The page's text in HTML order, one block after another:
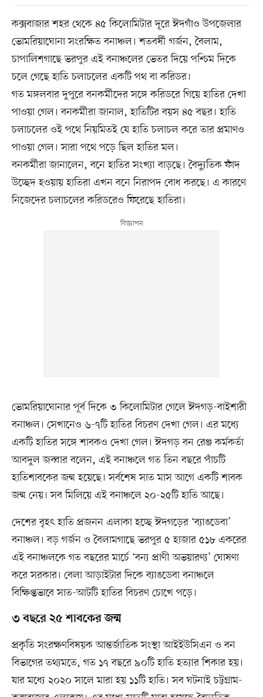
কক্সবাজার শহর থেকে ৪৫ কিলোমিটার দূরে ঈদগাঁও উপজেলার
ভোমরিয়াঘোনা সংরক্ষিত বনাঞ্চল। শতবর্ষী গর্জন, বৈলাম,
চাপালিশগাছে ভরপুর এই বনাঞ্চলের ভেতর দিয়ে পশ্চিম দিকে
চলে গেছে হাতি চলাচলের একটি পথ বা করিডর।
গত মঙ্গলবার দুপুরে বনকর্মীদের সঙ্গে করিডরে গিয়ে হাতির দেখা
পাওয়া গেল। বনকর্মীরা জানাল, হাতিটির বয়স ৪৫ বছর। হাতি
চলাচলের ওই পথে নিয়মিতই যে হাতি চলাচল করে তার প্রমাণও
পাওয়া গেল। সারা পথে পড়ে ছিল হাতির মল।
বনকর্মীরা জানালেন, বনে হাতির সংখ্যা বাড়ছে। বৈদ্যুতিক ফাঁদ
উচ্ছেদ হওয়ায় হাতিরা এখন বনে নিরাপদ বোধ করছে। এ কারণে
নিজেদের চলাচলের করিডরেও ফিরেছে হাতিরা।
ভোমরিয়াঘোনার পূর্ব দিকে ৩ কিলোমিটার গেলে ঈদগড়-বাইশারী
বনাঞ্চল। সেখানেও ৬-৭টি হাতির বিচরণ দেখা গেল। এর মধ্যে
একটি হাতির সঙ্গে শাবকও দেখা গেল। ঈদগড় বন রেঞ্জ কর্মকর্তা
আবদুল জব্বার বলেন, এই বনাঞ্চলে গত তিন বছরে পাঁচটি
হাতিশাবকের জন্ম হয়েছে। সর্বশেষ সাত মাস আগে একটি শাবক
জন্ম নেয়। সব মিলিয়ে এই বনাঞ্চলে ২০-২৫টি হাতি আছে।
দেশের বৃহৎ হাতি প্রজনন এলাকা হচ্ছে ঈদগড়ের ‘ব্যাঙডেবা’
বনাঞ্চল। বড় গর্জন ও বৈলামগাছে ভরপুর ৫ হাজার ৫১৮ একরের
এই বনাঞ্চলকে গত বছরের মার্চে ‘বন্য প্রাণী অভয়ারণ্য’ ঘোষণা
করে সরকার। বেলা আড়াইটার দিকে ব্যাঙডেবা বনাঞ্চলে
বিক্ষিপ্তভাবে সাত-আটটি হাতির বিচরণ চোখে পড়ে।
৩ বছরে ২৫ শাবকের জন্ম
প্রকৃতি সংরক্ষণবিষয়ক আন্তর্জাতিক সংস্থা আইইউসিএন ও বন
বিভাগের তথ্যমতে, গত ১৭ বছরে ৯০টি হাতি হত্যার শিকার হয়।
যার মধ্যে ২০২০ সালে মারা হয় ১১টি হাতি। সব ঘটনাই চট্টগ্রাম-